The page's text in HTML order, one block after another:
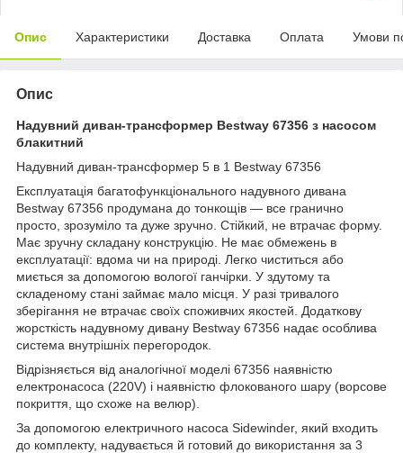
Опис Характеристики Доставка Оплата Умови
Опис
Надувний диван-трансформер Bestway 67356 з насосом
блакитний
Надувний диван-трансформер 5 в 1 Bestway 67356
Експлуатація багатофункціонального надувного дивана
Bestway 67356 продумана до тонкощів — все гранично
просто, зрозуміло та дуже зручно. Стійкий, не втрачає форму.
Має зручну складану конструкцію. Не має обмежень в
експлуатації: вдома чи на природі. Легко чиститься або
миється за допомогою вологої ганчірки. У здутому та
складеному стані займає мало місця. У разі тривалого
зберігання не втрачає своїх споживчих якостей. Додаткову
жорсткість надувному дивану Bestway 67356 надає особлива
система внутрішніх перегородок.
Відрізняється від аналогічної моделі 67356 наявністю
електронасоса (220V) і наявністю флокованого шару (ворсове
покриття, що схоже на велюр).
За допомогою електричного насоса Sidewinder, який входить
до комплекту, надувається й готовий до використання за 3